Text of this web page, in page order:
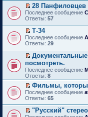
о
о
б
е
н
и
ю
н
о
м
у
с
о
о
щ
е
н
и
ю
р
о
ч
и
т
а
н
о
м
у
с
о
о
щ
е
н
у
н
е
п
р
ч
и
т
а
н
н
о
м
у
с
о
о
б
щ
в
о
м
у
н
е
п
р
о
ч
и
т
а
н
н
о
у
к
п
е
в
о
м
у
н
е
п
р
о
ч
и
т
а
н
е
й
т
и
к
е
р
в
о
м
у
н
е
п
р
о
ч
П
е
е
т
и
к
п
е
р
в
о
м
у
н
е
28 Панфиловцев
Последнее сообщение
Ответы: 57
П
е
е
й
т
и
к
п
р
в
о
Т-34
Последнее сообщение
Ответы: 29
П
е
р
е
й
т
и
п
посмотреть.
Последнее сообщение
Ответы: 8
П
е
е
Фильмы,
Последнее сообщение
Ответы: 65
П
"Русский"